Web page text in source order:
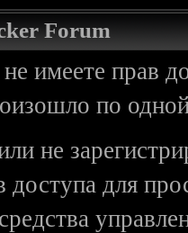
Forum
имеете прав
по
не
доступа для